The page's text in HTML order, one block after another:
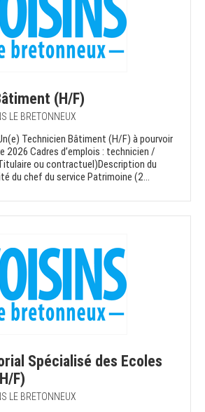
(H/F)
LE BRETONNEUX
Technicien Bâtiment (H/F) à pourvoir
2026 Cadres d’emplois : technicien /
ou contractuel)Description du
du chef du service Patrimoine (2...
Spécialisé des Ecoles
F)
LE BRETONNEUX